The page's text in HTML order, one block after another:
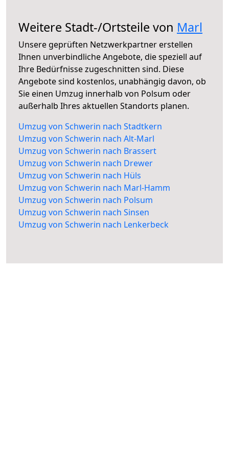
Weitere Stadt-/Ortsteile von Marl
Unsere geprüften Netzwerkpartner erstellen
Ihnen unverbindliche Angebote, die speziell auf
Ihre Bedürfnisse zugeschnitten sind. Diese
Angebote sind kostenlos, unabhängig davon, ob
Sie einen Umzug innerhalb von Polsum oder
außerhalb Ihres aktuellen Standorts planen.
Umzug von Schwerin nach Stadtkern
Umzug von Schwerin nach Alt-Marl
Umzug von Schwerin nach Brassert
Umzug von Schwerin nach Drewer
Umzug von Schwerin nach Hüls
Umzug von Schwerin nach Marl-Hamm
Umzug von Schwerin nach Polsum
Umzug von Schwerin nach Sinsen
Umzug von Schwerin nach Lenkerbeck